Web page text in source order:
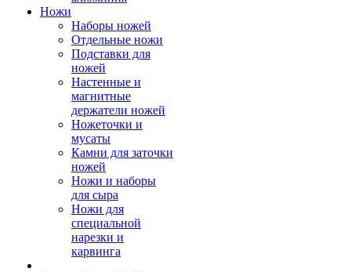
Ножи
Наборы ножей
Отдельные ножи
Подставки для
ножей
Настенные и
магнитные
держатели ножей
Ножеточки и
мусаты
Камни для заточки
ножей
Ножи и наборы
для сыра
Ножи для
специальной
нарезки и
карвинга